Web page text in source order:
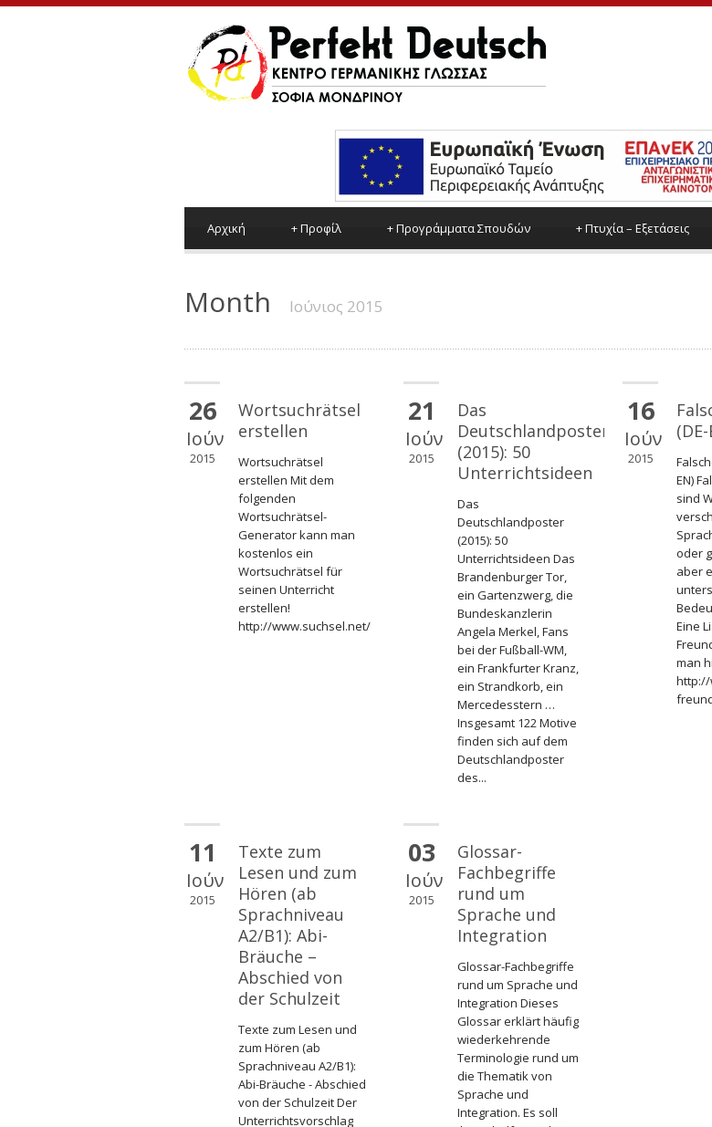
Αρχική Προφίλ
+ Πρoγράμματα Σπουδών
+ Πτυχία – Εξετάσεις
+
Month Ιούνιος 2015
26
Ιούν
2015
Wortsuchrätsel
erstellen
Wortsuchrätsel
erstellen Mit dem
folgenden
Wortsuchrätsel-
Generator kann man
kostenlos ein
Wortsuchrätsel für
seinen Unterricht
erstellen!
http://www.suchsel.net/
21
Ιούν
2015
Das
Deutschlandposter
(2015): 50
Unterrichtsideen
Das
Deutschlandposter
(2015): 50
Unterrichtsideen Das
Brandenburger Tor,
ein Gartenzwerg, die
Bundeskanzlerin
Angela Merkel, Fans
bei der Fußball-WM,
ein Frankfurter Kranz,
ein Strandkorb, ein
Mercedesstern …
Insgesamt 122 Motive
finden sich auf dem
Deutschlandposter
des...
16
Ιούν
2015
EN)
sind
oder
aber
Eine
man
http://
11
Ιούν
2015
Texte zum
Lesen und zum
Hören (ab
Sprachniveau
A2/B1): Abi-
Bräuche –
Abschied von
der Schulzeit
Texte zum Lesen und
zum Hören (ab
Sprachniveau A2/B1):
Abi-Bräuche - Abschied
von der Schulzeit Der
Unterrichtsvorschlag
03
Ιούν
2015
Glossar-
Fachbegriffe
rund um
Sprache und
Integration
Glossar-Fachbegriffe
rund um Sprache und
Integration Dieses
Glossar erklärt häufig
wiederkehrende
Terminologie rund um
die Thematik von
Sprache und
Integration. Es soll